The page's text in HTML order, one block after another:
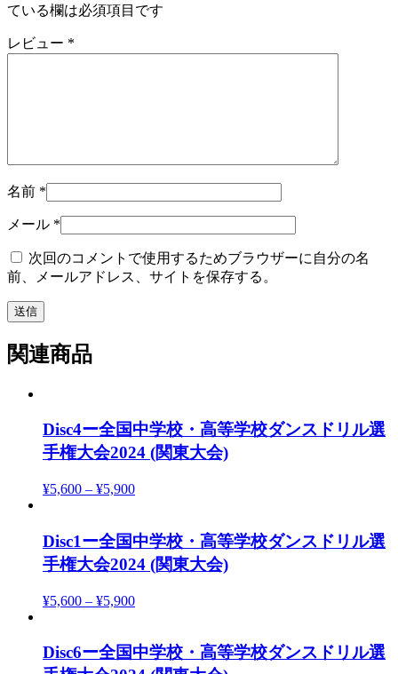
ている欄は必須項目です
レビュー *
名前 *
メール *
次回のコメントで使用するためブラウザーに自分の名
前、メールアドレス、サイトを保存する。
関連商品
Disc4ー全国中学校・高等学校ダンスドリル選
手権大会2024 (関東大会)
¥5,600 – ¥5,900
Disc1ー全国中学校・高等学校ダンスドリル選
手権大会2024 (関東大会)
¥5,600 – ¥5,900
Disc6ー全国中学校・高等学校ダンスドリル選